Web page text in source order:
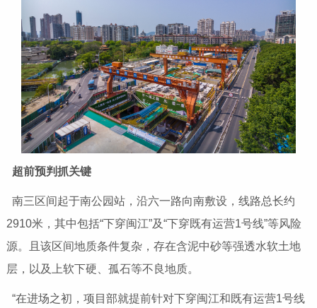
超前预判抓关键
南三区间起于南公园站，沿六一路向南敷设，线路总长约
2910米，其中包括“下穿闽江”及“下穿既有运营1号线”等风险
源。且该区间地质条件复杂，存在含泥中砂等强透水软土地
层，以及上软下硬、孤石等不良地质。
“在进场之初，项目部就提前针对下穿闽江和既有运营1号线